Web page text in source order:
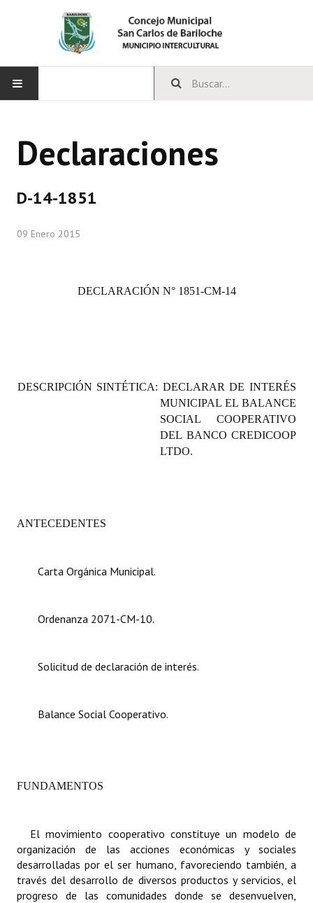
CONCEJO
Constitución Nacional
DOCUMENTOS
Proyectos Presentados
Informes de Unidad Coordinadora
Comunicaciones
Declaraciones
Resoluciones
Declaraciones
D-14-1851
09 Enero 2015
DECLARACIÓN N° 1851-CM-14
DESCRIPCIÓN SINTÉTICA: DECLARAR DE INTERÉS
MUNICIPAL EL BALANCE
SOCIAL COOPERATIVO
DEL BANCO CREDICOOP
LTDO.
ANTECEDENTES
Carta Orgánica Municipal.
Ordenanza 2071-CM-10.
Solicitud de declaración de interés.
Balance Social Cooperativo.
FUNDAMENTOS
El movimiento cooperativo constituye un modelo de
organización de las acciones económicas y sociales
desarrolladas por el ser humano, favoreciendo también, a
través del desarrollo de diversos productos y servicios, el
progreso de las comunidades donde se desenvuelven,